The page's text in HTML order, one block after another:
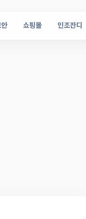
쇼핑몰 인조잔디